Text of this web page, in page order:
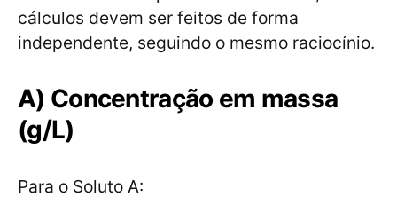
cálculos devem ser feitos de forma
independente, seguindo o mesmo raciocínio.
A) Concentração em massa
(g/L)
Para o Soluto A: